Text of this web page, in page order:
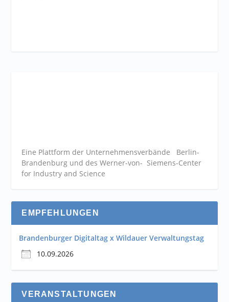
Eine Plattform der Unternehmensverbände Berlin-
Brandenburg und des Werner-von- Siemens-Center
for Industry and Science
EMPFEHLUNGEN
Brandenburger Digitaltag x Wildauer Verwaltungstag
10.09.2026
VERANSTALTUNGEN